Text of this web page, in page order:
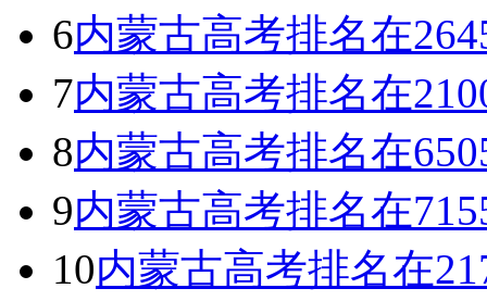
6内蒙古高考排名在
7内蒙古高考排名在
8内蒙古高考排名在
9内蒙古高考排名在
10内蒙古高考排名在